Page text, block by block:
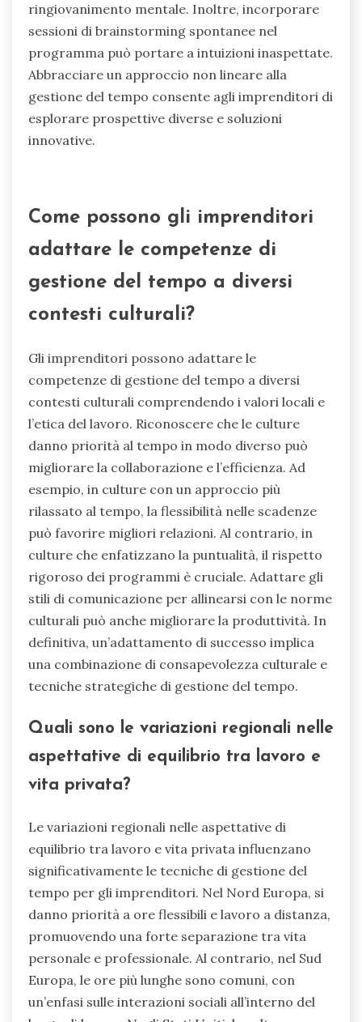
ringiovanimento mentale. Inoltre, incorporare
sessioni di brainstorming spontanee nel
programma può portare a intuizioni inaspettate.
Abbracciare un approccio non lineare alla
gestione del tempo consente agli imprenditori di
esplorare prospettive diverse e soluzioni
innovative.
Come possono gli imprenditori
adattare le competenze di
gestione del tempo a diversi
contesti culturali?
Gli imprenditori possono adattare le
competenze di gestione del tempo a diversi
contesti culturali comprendendo i valori locali e
l’etica del lavoro. Riconoscere che le culture
danno priorità al tempo in modo diverso può
migliorare la collaborazione e l’efficienza. Ad
esempio, in culture con un approccio più
rilassato al tempo, la flessibilità nelle scadenze
può favorire migliori relazioni. Al contrario, in
culture che enfatizzano la puntualità, il rispetto
rigoroso dei programmi è cruciale. Adattare gli
stili di comunicazione per allinearsi con le norme
culturali può anche migliorare la produttività. In
definitiva, un’adattamento di successo implica
una combinazione di consapevolezza culturale e
tecniche strategiche di gestione del tempo.
Quali sono le variazioni regionali nelle
aspettative di equilibrio tra lavoro e
vita privata?
Le variazioni regionali nelle aspettative di
equilibrio tra lavoro e vita privata influenzano
significativamente le tecniche di gestione del
tempo per gli imprenditori. Nel Nord Europa, si
danno priorità a ore flessibili e lavoro a distanza,
promuovendo una forte separazione tra vita
personale e professionale. Al contrario, nel Sud
Europa, le ore più lunghe sono comuni, con
un’enfasi sulle interazioni sociali all’interno del